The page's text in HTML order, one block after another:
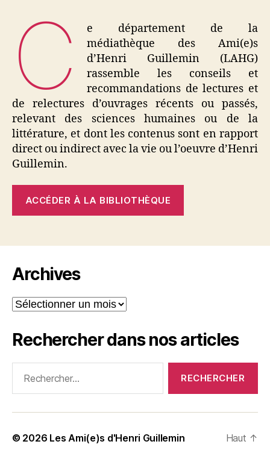
C
e département de la
médiathèque des Ami(e)s
d’Henri Guillemin (LAHG)
rassemble les conseils et
recommandations de lectures et
de relectures d’ouvrages récents ou passés,
relevant des sciences humaines ou de la
littérature, et dont les contenus sont en rapport
direct ou indirect avec la vie ou l’oeuvre d’Henri
Guillemin.
ACCÉDER À LA BIBLIOTHÈQUE
Archives
Archives
Rechercher dans nos articles
© 2026 Les Ami(e)s d'Henri Guillemin Haut ↑